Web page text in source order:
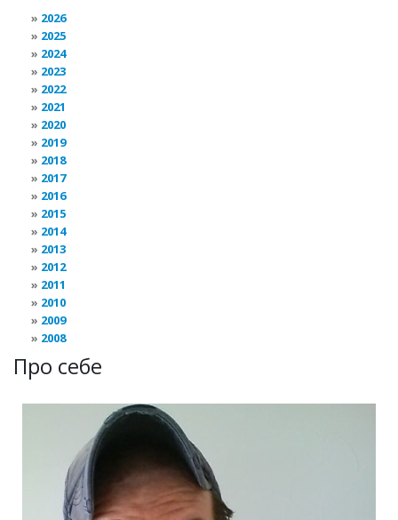
2026
2025
2024
2023
2022
2021
2020
2019
2018
2017
2016
2015
2014
2013
2012
2011
2010
2009
2008
Про себе